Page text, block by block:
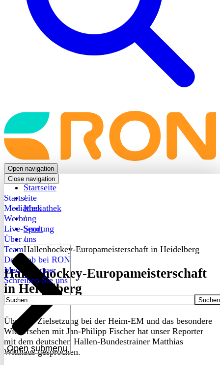
Back
to
frontpage
Open navigation
Close navigation
Startseite
Mediathek
Werbung
Live-Sendung
Über uns
Open submenu
Team
Dein Job bei RON
Medienpartner
Schreiben Sie uns
Suchen
Startseite
/
Mediathek
/
Sport
/
Hallenhockey-Europameisterschaft in Heidelberg
Hallenhockey-Europameisterschaft
in Heidelberg
Über die Zielsetzung bei der Heim-EM und das besondere
Wiedersehen mit Jan-Philipp Fischer hat unser Reporter
mit dem deutschen Hallen-Bundestrainer Matthias
Witthaus gesprochen.